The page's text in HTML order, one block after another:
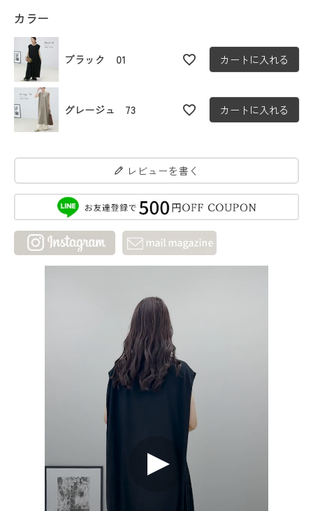
カラー
ブラック 01 カートに入れる
グレージュ 73 カートに入れる
レビューを書く